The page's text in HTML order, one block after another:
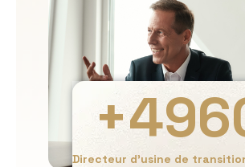
Directeur d’usine de
+